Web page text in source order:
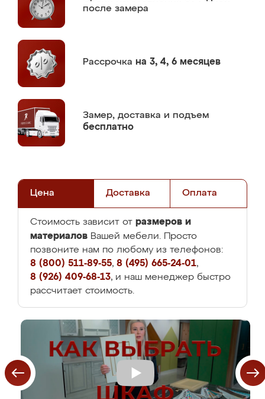
после замера
Рассрочка на 3, 4, 6 месяцев
Замер, доставка и подъем
бесплатно
Цена Доставка Оплата
Стоимость зависит от размеров и
материалов Вашей мебели. Просто
позвоните нам по любому из телефонов:
8 (800) 511-89-55, 8 (495) 665-24-01,
8 (926) 409-68-13, и наш менеджер быстро
рассчитает стоимость.